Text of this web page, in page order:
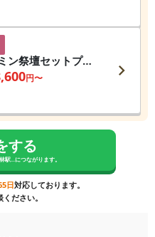
ン祭壇セットプラ
円〜
する
駅... につながります。
日対応しております。
ださい。